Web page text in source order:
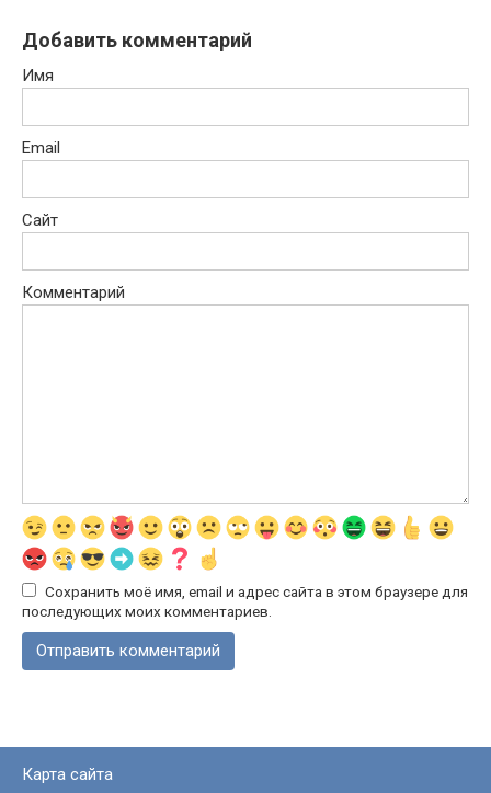
Добавить комментарий
Имя
Email
Сайт
Комментарий
Сохранить моё имя, email и адрес сайта в этом браузере для
последующих моих комментариев.
Карта сайта